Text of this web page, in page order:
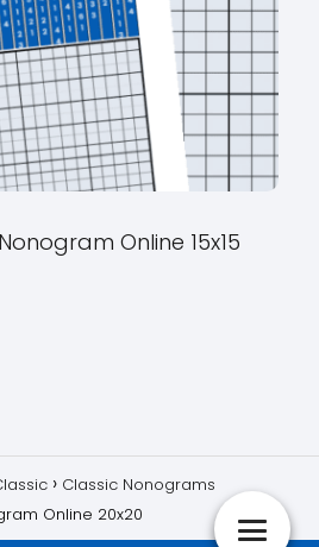
Online 15x15
Classic Nonograms
Online 20x20